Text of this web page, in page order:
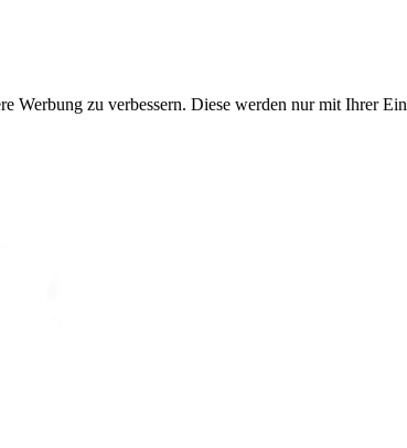
zu verbessern. Diese werden nur mit Ihrer